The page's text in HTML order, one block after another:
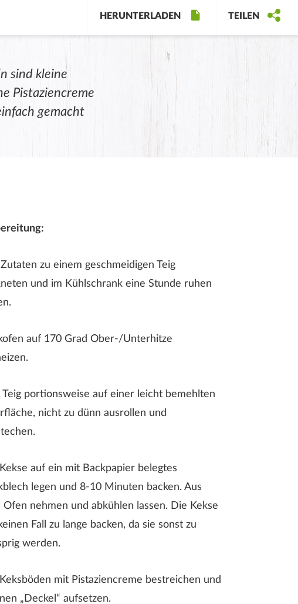
HERUNTERLADEN TEILEN
sind kleine
Pistaziencreme
gemacht
zu einem geschmeidigen Teig
und im Kühlschrank eine Stunde ruhen
auf 170 Grad Ober-/Unterhitze
Teig portionsweise auf einer leicht bemehlten
nicht zu dünn ausrollen und
auf ein mit Backpapier belegtes
legen und 8-10 Minuten backen. Aus
Ofen nehmen und abkühlen lassen. Die Kekse
Fall zu lange backen, da sie sonst zu
werden.
mit Pistaziencreme bestreichen und
„Deckel“ aufsetzen.